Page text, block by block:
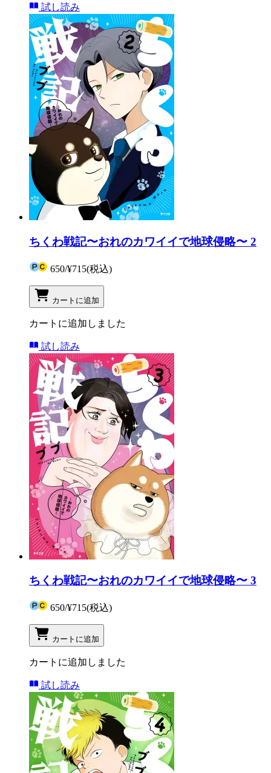
試し読み
ちくわ戦記〜おれのカワイイで地球侵略〜 2
650/¥715(税込)
カートに追加
カートに追加しました
試し読み
ちくわ戦記〜おれのカワイイで地球侵略〜 3
650/¥715(税込)
カートに追加
カートに追加しました
試し読み